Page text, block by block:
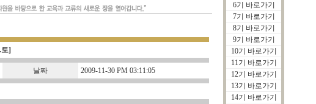
6기 바로가기
7기 바로가기
8기 바로가기
9기 바로가기
10기 바로가기
11기 바로가기
12기 바로가기
13기 바로가기
14기 바로가기
]
날짜 2009-11-30 PM 03:11:05